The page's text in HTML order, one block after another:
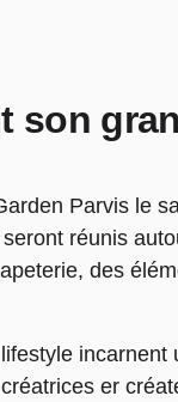
son
Parvis le
réunis
des
er